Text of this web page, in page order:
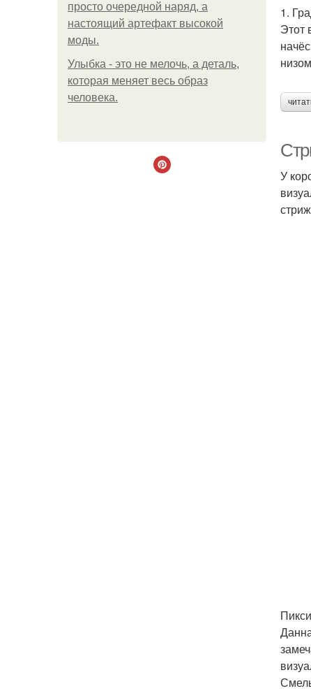
просто очередной наряд, а
настоящий артефакт высокой
моды.
Улыбка - это не мелочь, а деталь,
которая меняет весь образ
человека.
1.
Этот
У
Пикси